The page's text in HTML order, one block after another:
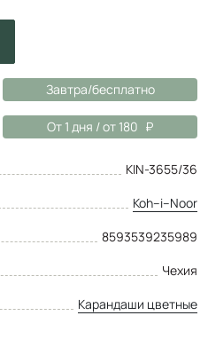
Завтра/бесплатно
От 1 дня / от 180
KIN-3655/36
Koh–i–Noor
8593539235989
Чехия
Карандаши цветные